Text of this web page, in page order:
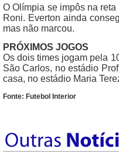
O Olímpia se impôs na
Roni. Everton ainda
mas não marcou.
PRÓXIMOS JOGOS
Os dois times jogam pela
São Carlos, no estádio
casa, no estádio Maria
Fonte: Futebol Interior